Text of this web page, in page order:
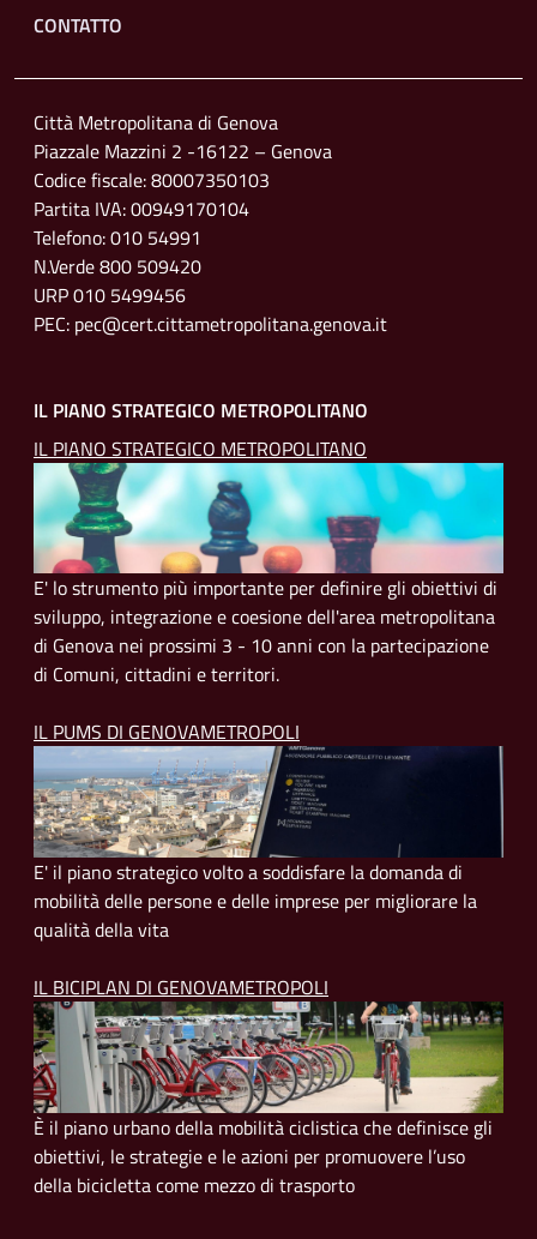
Footer menu
CONTATTO
Città Metropolitana di Genova
Piazzale Mazzini 2 -16122 – Genova
Codice fiscale: 80007350103
Partita IVA: 00949170104
Telefono: 010 54991
N.Verde 800 509420
URP 010 5499456
PEC: pec@cert.cittametropolitana.genova.it
IL PIANO STRATEGICO METROPOLITANO
IL PIANO STRATEGICO METROPOLITANO
E' lo strumento più importante per definire gli obiettivi di
sviluppo, integrazione e coesione dell'area metropolitana
di Genova nei prossimi 3 - 10 anni con la partecipazione
di Comuni, cittadini e territori.
IL PUMS DI GENOVAMETROPOLI
E' il piano strategico volto a soddisfare la domanda di
mobilità delle persone e delle imprese per migliorare la
qualità della vita
IL BICIPLAN DI GENOVAMETROPOLI
È il piano urbano della mobilità ciclistica che definisce gli
obiettivi, le strategie e le azioni per promuovere l’uso
della bicicletta come mezzo di trasporto